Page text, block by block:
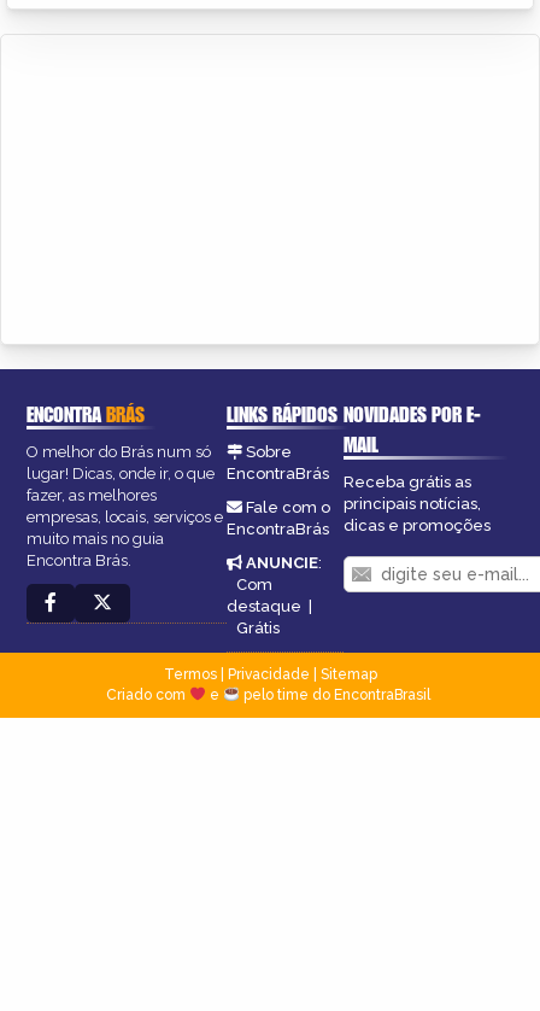
ENCONTRABRÁS
O melhor do Brás num só
lugar! Dicas, onde ir, o que
fazer, as melhores
empresas, locais, serviços e
muito mais no guia
Encontra Brás.
LINKS RÁPIDOS
Sobre
EncontraBrás
Fale com o
EncontraBrás
ANUNCIE:
Com
destaque |
Grátis
NOVIDADES POR E-
MAIL
Receba grátis as
principais notícias,
dicas e promoções
Termos| Privacidade
Sitemap
Criado com
e pelo time do EncontraBrasil